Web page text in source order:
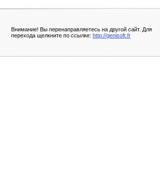
Внимание! Вы перенаправляетесь на другой сайт. Для
перехода щелкните по ссылке: http://genisoft.fr